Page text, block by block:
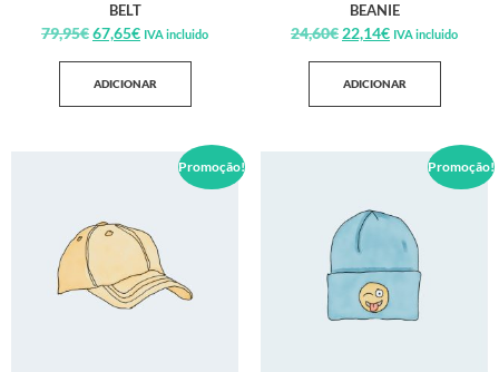
BELT
79,95€67,65€ IVA incluido
ADICIONAR
BEANIE
24,60€ 22,14€ IVA incluido
ADICIONAR
Promoção! Promoção!